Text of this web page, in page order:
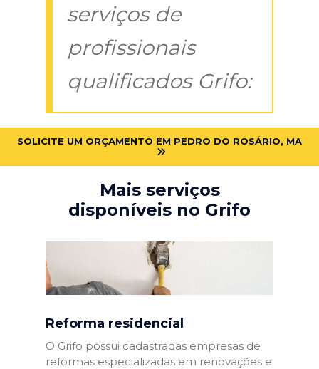
serviços de
profissionais
qualificados Grifo:
SOLICITE UM ORÇAMENTO EM PEDRO DO ROSÁRIO, MA
Mais serviços
disponíveis no Grifo
Reforma residencial
O Grifo possui cadastradas empresas de
reformas especializadas em renovações e